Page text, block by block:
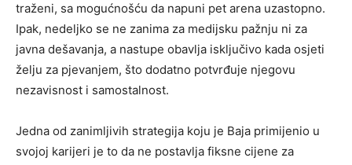
traženi, sa mogućnošću da napuni pet arena uzastopno.
Ipak, nedeljko se ne zanima za medijsku pažnju ni za
javna dešavanja, a nastupe obavlja isključivo kada osjeti
želju za pjevanjem, što dodatno potvrđuje njegovu
nezavisnost i samostalnost.
Jedna od zanimljivih strategija koju je Baja primijenio u
svojoj karijeri je to da ne postavlja fiksne cijene za